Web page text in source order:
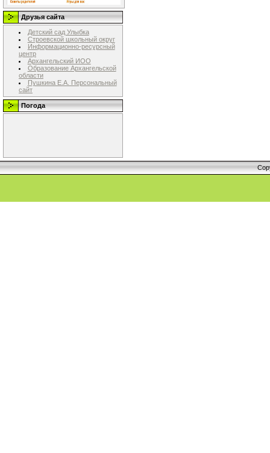
Друзья сайта
Детский сад Улыбка
Строевской школьный округ
Информационно-ресурсный
центр
Архангельский ИОО
Образование Архангельской
области
Пушкина Е.А. Персональный
сайт
Погода